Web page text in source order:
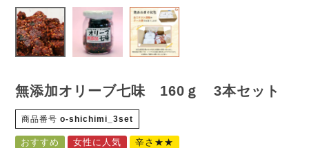
無添加オリーブ七味 160ｇ 3本セット
商品番号 o-shichimi_3set
おすすめ 女性に人気 辛さ★★